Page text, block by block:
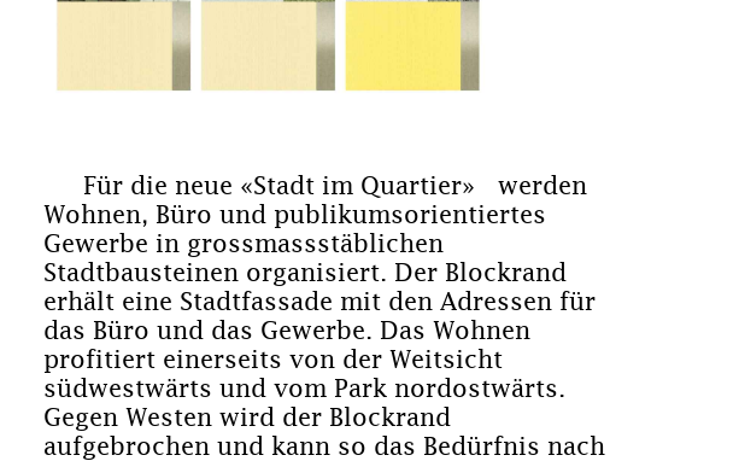
Für die neue «Stadt im Quartier» werden
Wohnen, Büro und publikumsorientiertes
Gewerbe in grossmassstäblichen
Stadtbausteinen organisiert. Der Blockrand
erhält eine Stadtfassade mit den Adressen für
das Büro und das Gewerbe. Das Wohnen
profitiert einerseits von der Weitsicht
südwestwärts und vom Park nordostwärts.
Gegen Westen wird der Blockrand
aufgebrochen und kann so das Bedürfnis nach